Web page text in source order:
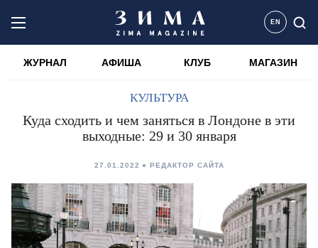
EN
ЖУРНАЛ АФИША КЛУБ МАГАЗИН
КУЛЬТУРА
Куда сходить и чем заняться в Лондоне в эти
выходные: 29 и 30 января
27.01.2022 РЕДАКТОР САЙТА